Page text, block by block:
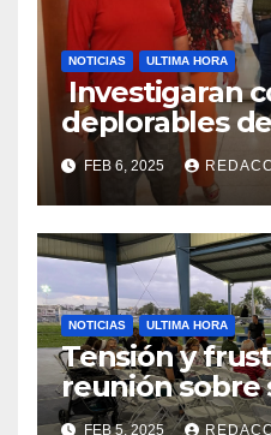
NOTICIAS ULTIMA HORA
Investigaran
deplorables
facilidades el
de la Salud en
FEB 6, 2025
NOTICIAS ULTIMA HORA
Tensión y
reunión sobre
Reparto
FEB 5, 2025